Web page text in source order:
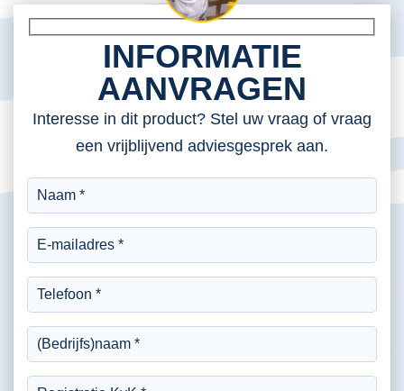
INFORMATIE
AANVRAGEN
Interesse in dit product? Stel uw vraag of vraag
een vrijblijvend adviesgesprek aan.